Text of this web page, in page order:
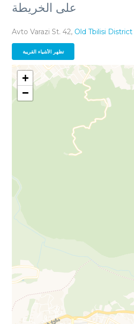
على الخريطة
Avto Varazi St. 42, Old Tbilisi District
تظهر الأشياء القريبة
+
−